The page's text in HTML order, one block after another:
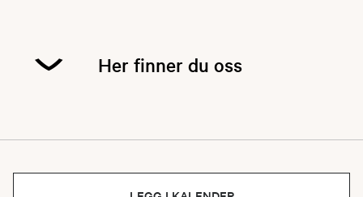
Her finner du oss